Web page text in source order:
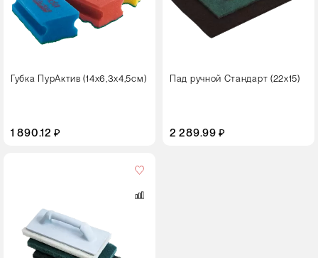
Губка ПурАктив (14х6,3х4,5см)
1 890.12 ₽
Пад ручной Стандарт (22х15)
2 289.99 ₽
22×15×0,9